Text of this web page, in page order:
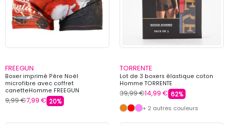
FREEGUN
Boxer imprimé Père Noël
microfibre avec coffret
canetteHomme FREEGUN
9,99 €7,99 € 20%
TORRENTE
Lot de 3 boxers élastique coton
Homme TORRENTE
39,99 €14,99 € 62%
+ 2 autres couleurs